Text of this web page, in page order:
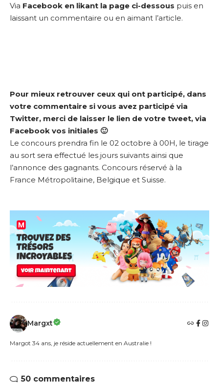
Via Facebook en likant la page ci-dessous puis en
laissant un commentaire ou en aimant l’article.
Pour mieux retrouver ceux qui ont participé, dans
votre commentaire si vous avez participé via
Twitter, merci de laisser le lien de votre tweet, via
Facebook vos initiales 🙂
Le concours prendra fin le 02 octobre à 00H, le tirage
au sort sera effectué les jours suivants ainsi que
l’annonce des gagnants. Concours réservé à la
France Métropolitaine, Belgique et Suisse.
Margxt
Margot 34 ans, je réside actuellement en Australie !
50 commentaires